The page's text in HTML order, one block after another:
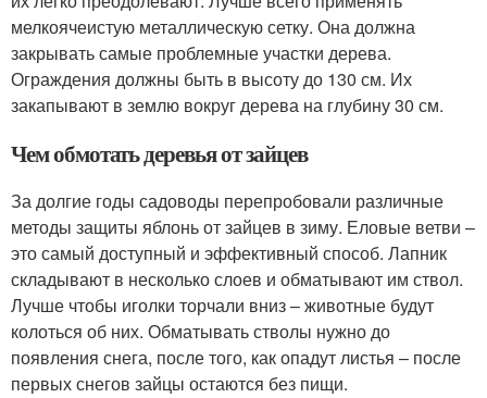
мелкоячеистую металлическую сетку. Она должна
закрывать самые проблемные участки дерева.
Ограждения должны быть в высоту до 130 см. Их
закапывают в землю вокруг дерева на глубину 30 см.
Чем обмотать деревья от зайцев
За долгие годы садоводы перепробовали различные
методы защиты яблонь от зайцев в зиму. Еловые ветви –
это самый доступный и эффективный способ. Лапник
складывают в несколько слоев и обматывают им ствол.
Лучше чтобы иголки торчали вниз – животные будут
колоться об них. Обматывать стволы нужно до
появления снега, после того, как опадут листья – после
первых снегов зайцы остаются без пищи.